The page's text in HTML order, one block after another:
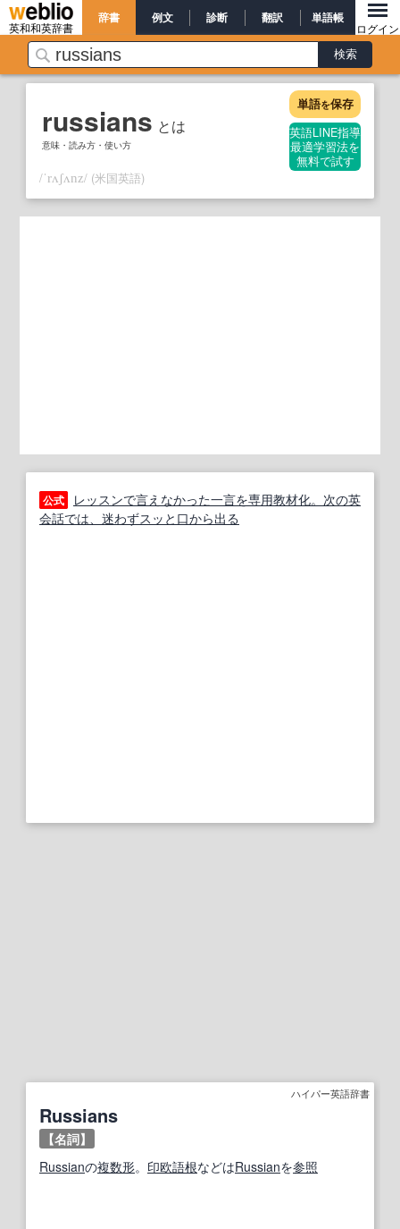
英和和英辞書
辞書 例文 診断 翻訳 単語帳
ログイン
russians とは
意味・読み方・使い方
単語を保存
英語LINE指導
最適学習法を
無料で試す
/ˈrʌʃʌnz/ (米国英語)
公式
レッスンで言えなかった一言を専用教材化。次の英
会話では、迷わずスッと口から出る
ハイパー英語辞書
Russians
【名詞】
Russianの複数形。 印欧語根などはRussianを参照